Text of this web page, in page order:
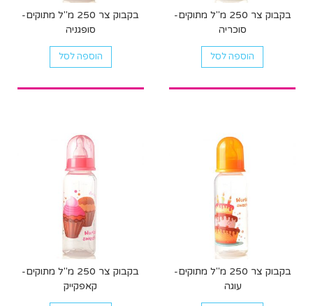
בקבוק צר 250 מ"ל מתוקים-
סוכריה
הוספה לסל
בקבוק צר 250 מ"ל מתוקים-
סופגניה
הוספה לסל
בקבוק צר 250 מ"ל מתוקים-
עוגה
בקבוק צר 250 מ"ל מתוקים-
קאפקייק